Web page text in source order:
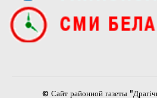
© Сайт районной газеты